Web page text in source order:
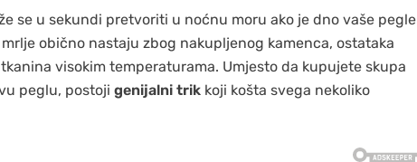
se u sekundi pretvoriti u noćnu moru ako je dno vaše pegle
obično nastaju zbog nakupljenog kamenca, ostataka
visokim temperaturama. Umjesto da kupujete skupa
peglu, postoji genijalni trik koji košta svega nekoliko